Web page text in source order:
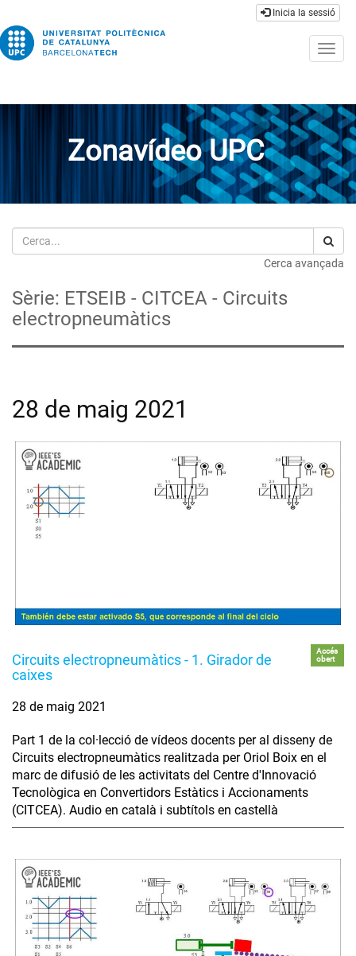
Inicia la sessió
Zonavídeo UPC
Cerca
Cerca avançada
Sèrie: ETSEIB - CITCEA - Circuits
electropneumàtics
28 de maig 2021
Circuits electropneumàtics - 1. Girador de
caixes
Accés
obert
28 de maig 2021
Part 1 de la col·lecció de vídeos docents per al disseny de
Circuits electropneumàtics realitzada per Oriol Boix en el
marc de difusió de les activitats del Centre d'Innovació
Tecnològica en Convertidors Estàtics i Accionaments
(CITCEA). Audio en català i subtítols en castellà